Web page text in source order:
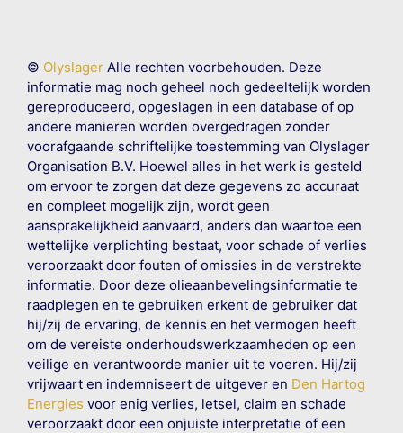
© OlyslagerAlle rechten voorbehouden. Deze
informatie mag noch geheel noch gedeeltelijk worden
gereproduceerd, opgeslagen in een database of op
andere manieren worden overgedragen zonder
voorafgaande schriftelijke toestemming van Olyslager
Organisation B.V. Hoewel alles in het werk is gesteld
om ervoor te zorgen dat deze gegevens zo accuraat
en compleet mogelijk zijn, wordt geen
aansprakelijkheid aanvaard, anders dan waartoe een
wettelijke verplichting bestaat, voor schade of verlies
veroorzaakt door fouten of omissies in de verstrekte
informatie. Door deze olieaanbevelingsinformatie te
raadplegen en te gebruiken erkent de gebruiker dat
hij/zij de ervaring, de kennis en het vermogen heeft
om de vereiste onderhoudswerkzaamheden op een
veilige en verantwoorde manier uit te voeren. Hij/zij
vrijwaart en indemniseert de uitgever en Den Hartog
Energies voor enig verlies, letsel, claim en schade
veroorzaakt door een onjuiste interpretatie of een